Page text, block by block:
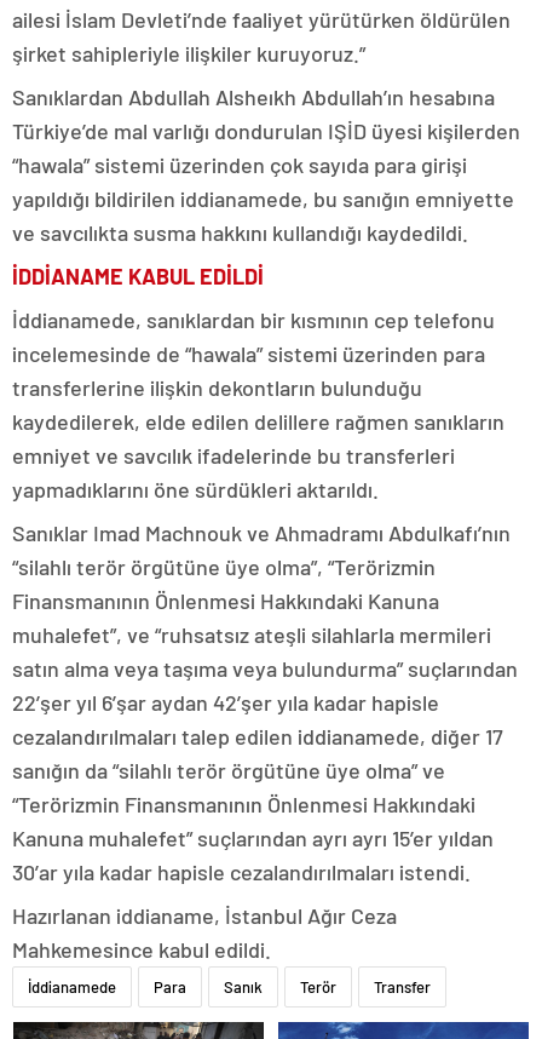
ailesi İslam Devleti’nde faaliyet yürütürken öldürülen
şirket sahipleriyle ilişkiler kuruyoruz.”
Sanıklardan Abdullah Alsheıkh Abdullah’ın hesabına
Türkiye’de mal varlığı dondurulan IŞİD üyesi kişilerden
“hawala” sistemi üzerinden çok sayıda para girişi
yapıldığı bildirilen iddianamede, bu sanığın emniyette
ve savcılıkta susma hakkını kullandığı kaydedildi.
İDDİANAME KABUL EDİLDİ
İddianamede, sanıklardan bir kısmının cep telefonu
incelemesinde de “hawala” sistemi üzerinden para
transferlerine ilişkin dekontların bulunduğu
kaydedilerek, elde edilen delillere rağmen sanıkların
emniyet ve savcılık ifadelerinde bu transferleri
yapmadıklarını öne sürdükleri aktarıldı.
Sanıklar Imad Machnouk ve Ahmadramı Abdulkafı’nın
“silahlı terör örgütüne üye olma”, “Terörizmin
Finansmanının Önlenmesi Hakkındaki Kanuna
muhalefet”, ve “ruhsatsız ateşli silahlarla mermileri
satın alma veya taşıma veya bulundurma” suçlarından
22’şer yıl 6’şar aydan 42’şer yıla kadar hapisle
cezalandırılmaları talep edilen iddianamede, diğer 17
sanığın da “silahlı terör örgütüne üye olma” ve
“Terörizmin Finansmanının Önlenmesi Hakkındaki
Kanuna muhalefet” suçlarından ayrı ayrı 15’er yıldan
30’ar yıla kadar hapisle cezalandırılmaları istendi.
Hazırlanan iddianame, İstanbul Ağır Ceza
Mahkemesince kabul edildi.
İddianamede Para Sanık Terör Transfer